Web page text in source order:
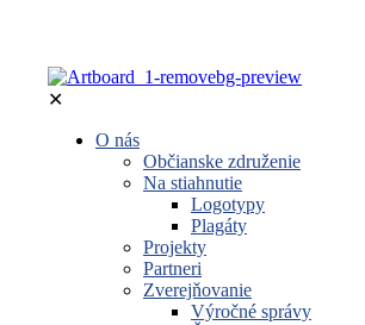
✕
O nás
Občianske združenie
Na stiahnutie
Logotypy
Plagáty
Projekty
Partneri
Zverejňovanie
Výročné správy